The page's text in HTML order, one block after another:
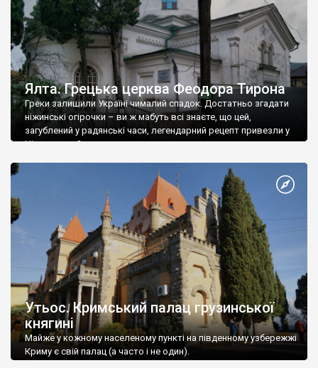
Ялта. Грецька церква Феодора Тирона
Греки залишили Україні чималий спадок. Достатньо згадати
ніжинські огірочки – ви ж мабуть всі знаєте, що цей,
загублений у радянські часи, легендарний рецепт привезли у
Ніжин греки?
Утьос. Кримський палац грузинської
княгині
Майже у кожному населеному пункті на південному узбережжі
Криму є свій палац (а часто і не один).